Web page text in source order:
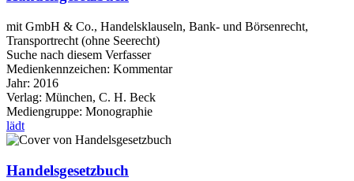
mit GmbH & Co., Handelsklauseln, Bank- und Börsenrecht,
Transportrecht (ohne Seerecht)
Suche nach diesem Verfasser
Medienkennzeichen: Kommentar
Jahr: 2016
Verlag: München, C. H. Beck
Mediengruppe: Monographie
lädt
Handelsgesetzbuch